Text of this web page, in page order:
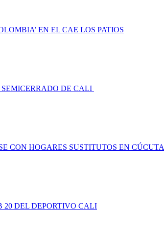
EN EL CAE LOS PATIOS
DE CALI
CON HOGARES SUSTITUTOS EN CÚCUTA
20 DEL DEPORTIVO CALI